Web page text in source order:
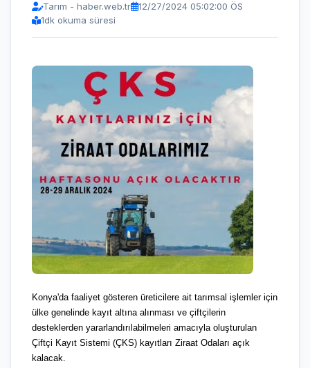
Tarım - haber.web.tr
12/27/2024 05:02:00 ÖS
1dk okuma süresi
Konya'da faaliyet gösteren üreticilere ait tarımsal işlemler için
ülke genelinde kayıt altına alınması ve çiftçilerin
desteklerden yararlandırılabilmeleri amacıyla oluşturulan
Çiftçi Kayıt Sistemi (ÇKS) kayıtları Ziraat Odaları açık
kalacak.